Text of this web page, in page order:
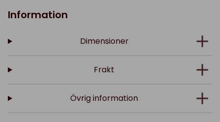
Information
Dimensioner
Frakt
Övrig information